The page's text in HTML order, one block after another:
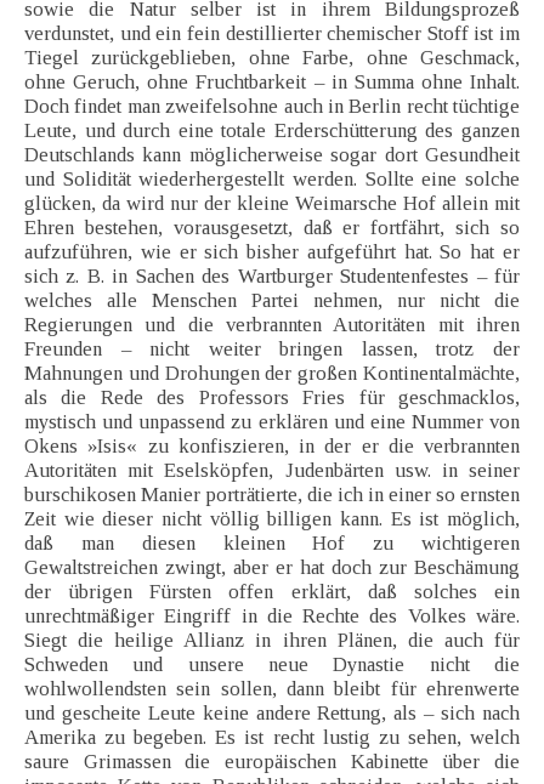
sowie die Natur selber ist in ihrem Bildungsprozeß
verdunstet, und ein fein destillierter chemischer Stoff ist im
Tiegel zurückgeblieben, ohne Farbe, ohne Geschmack,
ohne Geruch, ohne Fruchtbarkeit – in Summa ohne Inhalt.
Doch findet man zweifelsohne auch in Berlin recht tüchtige
Leute, und durch eine totale Erderschütterung des ganzen
Deutschlands kann möglicherweise sogar dort Gesundheit
und Solidität wiederhergestellt werden. Sollte eine solche
glücken, da wird nur der kleine Weimarsche Hof allein mit
Ehren bestehen, vorausgesetzt, daß er fortfährt, sich so
aufzuführen, wie er sich bisher aufgeführt hat. So hat er
sich z. B. in Sachen des Wartburger Studentenfestes – für
welches alle Menschen Partei nehmen, nur nicht die
Regierungen und die verbrannten Autoritäten mit ihren
Freunden – nicht weiter bringen lassen, trotz der
Mahnungen und Drohungen der großen Kontinentalmächte,
als die Rede des Professors Fries für geschmacklos,
mystisch und unpassend zu erklären und eine Nummer von
Okens »Isis« zu konfiszieren, in der er die verbrannten
Autoritäten mit Eselsköpfen, Judenbärten usw. in seiner
burschikosen Manier porträtierte, die ich in einer so ernsten
Zeit wie dieser nicht völlig billigen kann. Es ist möglich,
daß man diesen kleinen Hof zu wichtigeren
Gewaltstreichen zwingt, aber er hat doch zur Beschämung
der übrigen Fürsten offen erklärt, daß solches ein
unrechtmäßiger Eingriff in die Rechte des Volkes wäre.
Siegt die heilige Allianz in ihren Plänen, die auch für
Schweden und unsere neue Dynastie nicht die
wohlwollendsten sein sollen, dann bleibt für ehrenwerte
und gescheite Leute keine andere Rettung, als – sich nach
Amerika zu begeben. Es ist recht lustig zu sehen, welch
saure Grimassen die europäischen Kabinette über die